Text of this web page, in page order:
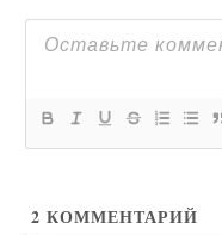
2 КОММЕНТАРИЙ